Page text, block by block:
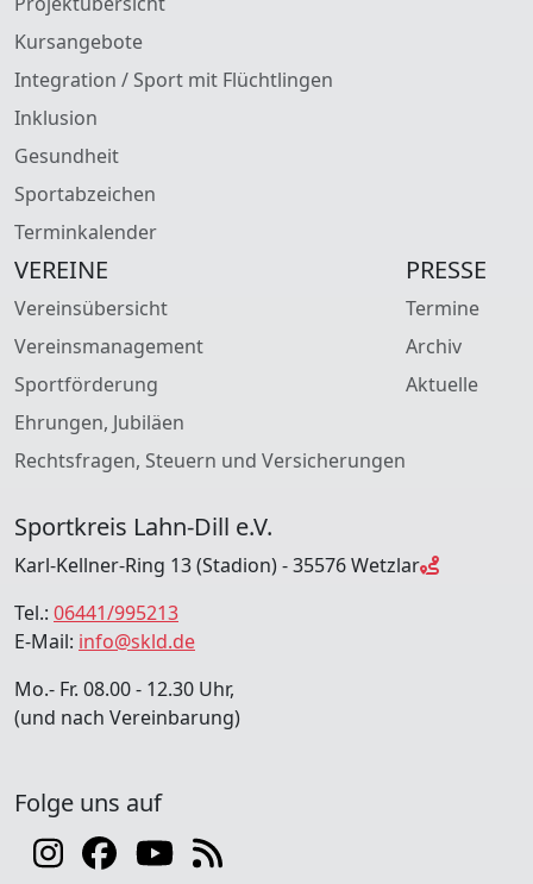
Kursangebote
Integration / Sport mit Flüchtlingen
Inklusion
Gesundheit
Sportabzeichen
Terminkalender
VEREINE
Vereinsübersicht
Vereinsmanagement
Sportförderung
Ehrungen, Jubiläen
Rechtsfragen, Steuern und Versicherungen
PRESSE
Termine
Archiv
Aktuelle
Sportkreis Lahn-Dill e.V.
Karl-Kellner-Ring 13 (Stadion) - 35576 Wetzlar
Tel.: 06441/995213
E-Mail: info@skld.de
Mo.- Fr. 08.00 - 12.30 Uhr,
(und nach Vereinbarung)
Folge uns auf